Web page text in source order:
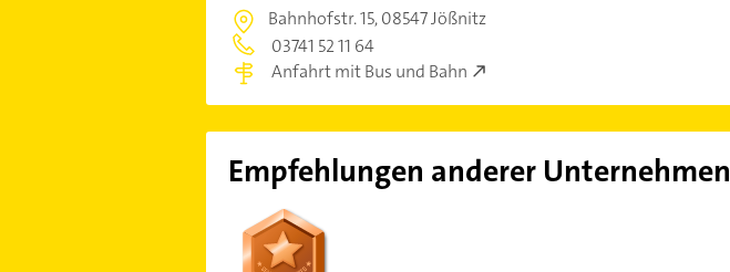
Bahnhofstr. 15,08547 Jößnitz
03741 52 11 64
Anfahrt mit Bus und Bahn
Empfehlungen anderer Unternehmen